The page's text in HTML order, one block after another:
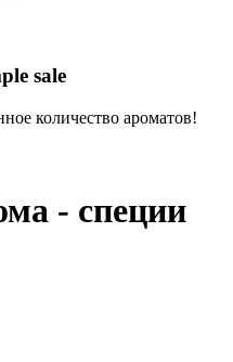
sale
количество ароматов!
- специи